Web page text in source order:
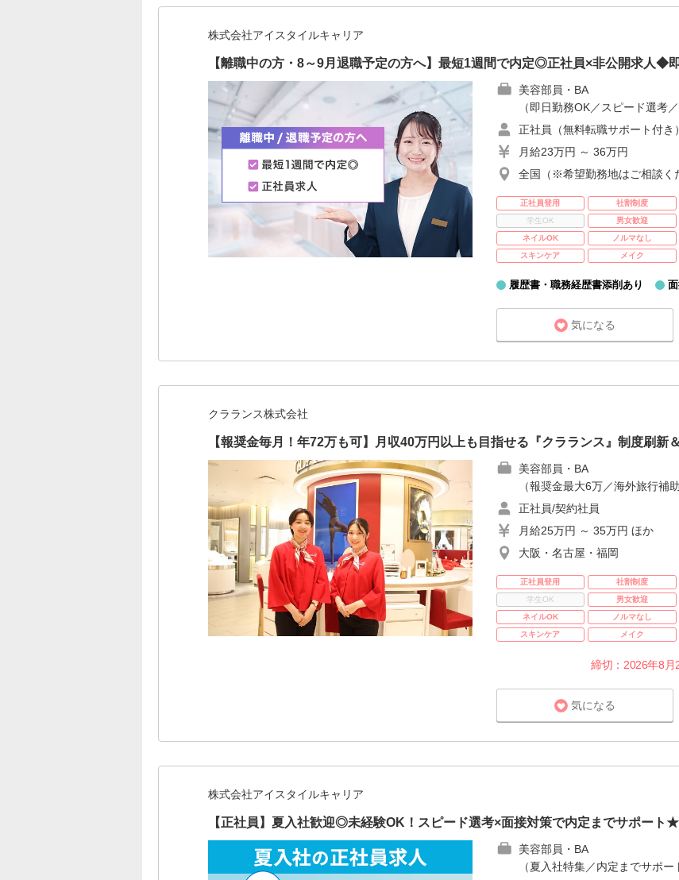
株式会社アイスタイルキャリア
【離職中の方・8～9月退職予定の方へ】最短1週間で内定◎正社員×非公開求人◆
美容部員・BA
（即日勤務OK／スピード選考
正社員（無料転職サポート付き）
月給23万円 ～ 36万円
全国（※希望勤務地はご相談く
正社員登用 社割制度
学生OK
男女歓迎
ネイルOK
ノルマなし
スキンケア
メイク
履歴書・職務経歴書添削あり
気になる
クラランス株式会社
【報奨金毎月！年72万も可】月収40万円以上も目指せる『クラランス』制度刷新
美容部員・BA
（報奨金最大6万／海外旅行補
正社員/契約社員
月給25万円 ～ 35万円 ほか
大阪・名古屋・福岡
正社員登用 社割制度
学生OK
男女歓迎
ネイルOK
ノルマなし
スキンケア
メイク
締切：2026年8月
気になる
株式会社アイスタイルキャリア
【正社員】夏入社歓迎◎未経験OK！スピード選考×面接対策で内定までサポート★
美容部員・BA
（夏入社特集／内定までサポ